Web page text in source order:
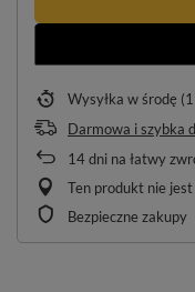
Wysyłka w środę
Darmowa i szybka
14dni na łatwy
Ten produkt nie
Bezpieczne zakupy